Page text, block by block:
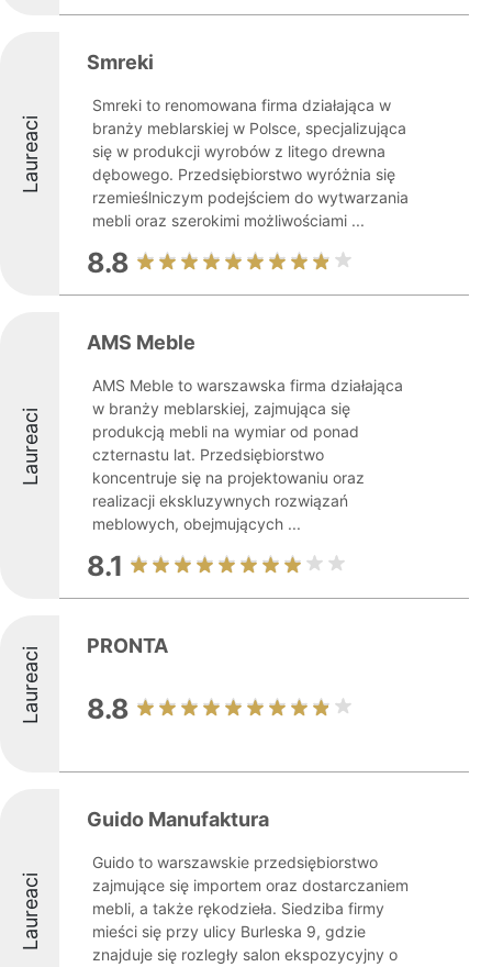
Laureaci
Smreki
Smreki to renomowana firma działająca w
branży meblarskiej w Polsce, specjalizująca
się w produkcji wyrobów z litego drewna
dębowego. Przedsiębiorstwo wyróżnia się
rzemieślniczym podejściem do wytwarzania
mebli oraz szerokimi możliwościami ...
8.8
Laureaci
AMS Meble
AMS Meble to warszawska firma działająca
w branży meblarskiej, zajmująca się
produkcją mebli na wymiar od ponad
czternastu lat. Przedsiębiorstwo
koncentruje się na projektowaniu oraz
realizacji ekskluzywnych rozwiązań
meblowych, obejmujących ...
8.1
Laureaci PRONTA
8.8
Laureaci
Guido Manufaktura
Guido to warszawskie przedsiębiorstwo
zajmujące się importem oraz dostarczaniem
mebli, a także rękodzieła. Siedziba firmy
mieści się przy ulicy Burleska 9, gdzie
znajduje się rozległy salon ekspozycyjny o